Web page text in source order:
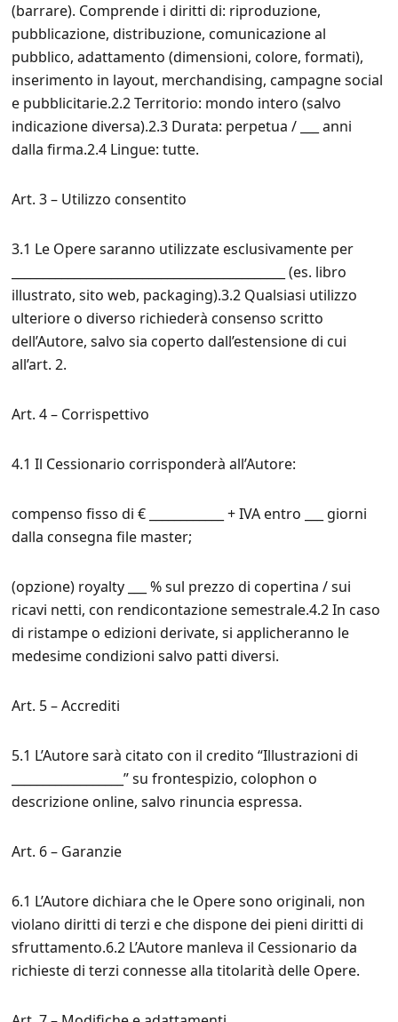
(barrare). Comprende i diritti di: riproduzione,
pubblicazione, distribuzione, comunicazione al
pubblico, adattamento (dimensioni, colore, formati),
inserimento in layout, merchandising, campagne social
e pubblicitarie.2.2 Territorio: mondo intero (salvo
indicazione diversa).2.3 Durata: perpetua / ___ anni
dalla firma.2.4 Lingue: tutte.
Art. 3 – Utilizzo consentito
3.1 Le Opere saranno utilizzate esclusivamente per
____________________________________________ (es. libro
illustrato, sito web, packaging).3.2 Qualsiasi utilizzo
ulteriore o diverso richiederà consenso scritto
dell’Autore, salvo sia coperto dall’estensione di cui
all’art. 2.
Art. 4 – Corrispettivo
4.1 Il Cessionario corrisponderà all’Autore:
compenso fisso di € ____________ + IVA entro ___ giorni
dalla consegna file master;
(opzione) royalty ___ % sul prezzo di copertina / sui
ricavi netti, con rendicontazione semestrale.4.2 In caso
di ristampe o edizioni derivate, si applicheranno le
medesime condizioni salvo patti diversi.
Art. 5 – Accrediti
5.1 L’Autore sarà citato con il credito “Illustrazioni di
__________________” su frontespizio, colophon o
descrizione online, salvo rinuncia espressa.
Art. 6 – Garanzie
6.1 L’Autore dichiara che le Opere sono originali, non
violano diritti di terzi e che dispone dei pieni diritti di
sfruttamento.6.2 L’Autore manleva il Cessionario da
richieste di terzi connesse alla titolarità delle Opere.